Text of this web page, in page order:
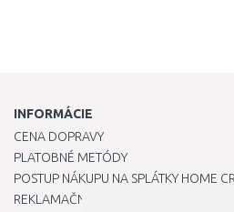
INFORMÁCIE
CENA DOPRAVY
PLATOBNÉ METÓDY
POSTUP NÁKUPU NA SPLÁTKY HOME
REKLAMAČNÝ PORIADOK